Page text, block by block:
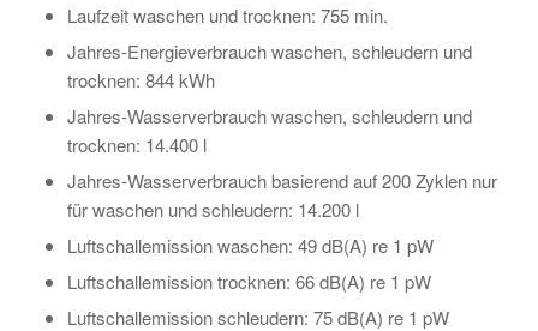
Laufzeit waschen und trocknen: 755 min.
Jahres-Energieverbrauch waschen, schleudern und
trocknen: 844 kWh
Jahres-Wasserverbrauch waschen, schleudern und
trocknen: 14.400 l
Jahres-Wasserverbrauch basierend auf 200 Zyklen nur
für waschen und schleudern: 14.200 l
Luftschallemission waschen: 49 dB(A) re 1 pW
Luftschallemission trocknen: 66 dB(A) re 1 pW
Luftschallemission schleudern: 75 dB(A) re 1 pW